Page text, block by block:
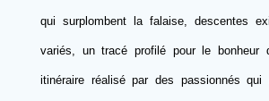
qui surplombent la falaise, descentes
variés, un tracé profilé pour le bonheur
itinéraire réalisé par des passionnés qui